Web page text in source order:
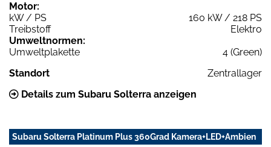
Motor:
kW / PS
160 kW / 218 PS
Treibstoff
Elektro
Umweltnormen:
Umweltplakette
4 (Green)
Standort
Zentrallager
Details zum Subaru Solterra anzeigen
Subaru Solterra Platinum Plus 360Grad Kamera+LED+Ambien